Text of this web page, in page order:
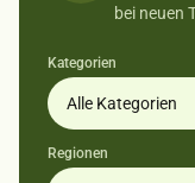
bei neuen
Kategorien
Alle Kategorien
Regionen